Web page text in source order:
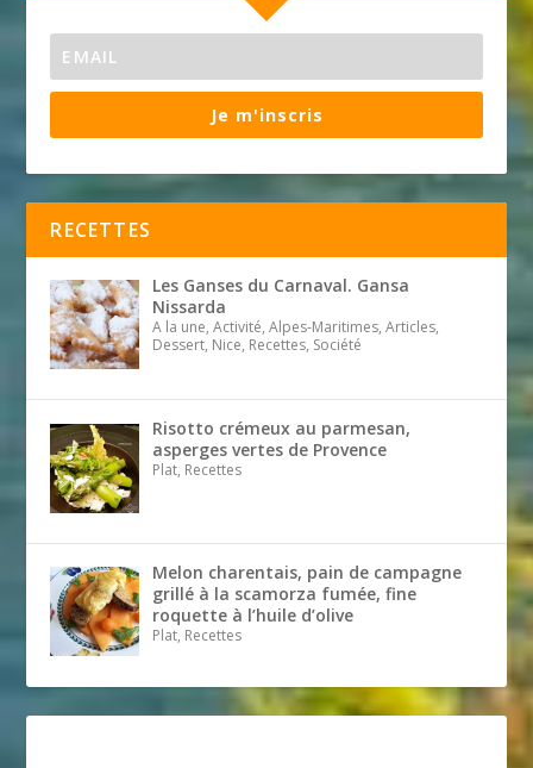
Je m'inscris
RECETTES
Les Ganses du Carnaval. Gansa
Nissarda
A la une, Activité, Alpes-Maritimes, Articles,
Dessert, Nice, Recettes, Société
Risotto crémeux au parmesan,
asperges vertes de Provence
Plat, Recettes
Melon charentais, pain de campagne
grillé à la scamorza fumée, fine
roquette à l’huile d’olive
Plat, Recettes